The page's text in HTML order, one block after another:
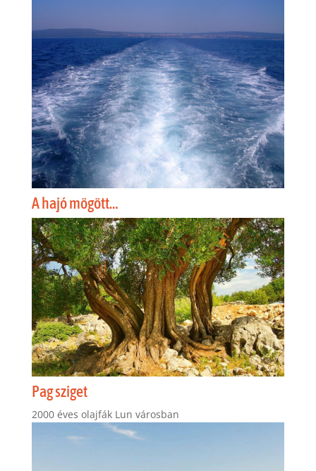
A hajó mögött…
Pag sziget
2000 éves olajfák Lun városban